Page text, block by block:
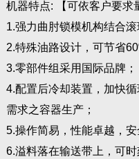
机器特点: 【可依客户要求
1.强力曲肘锁模机构结合滚
2.特殊油路设计，可节省
3.零部件组采用国际品牌；
4.配置后冷却装置，加快
需求之容器生产；
5.操作简易，性能卓越，
6.溢料落在输送带上，可时